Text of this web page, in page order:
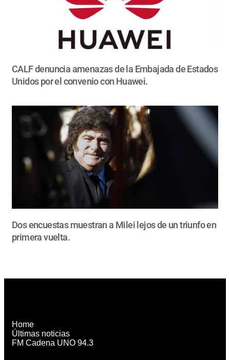
CALF denuncia amenazas de la Embajada de Estados
Unidos por el convenio con Huawei.
Dos encuestas muestran a Milei lejos de un triunfo en
primera vuelta.
Home
Últimas noticias
FM Cadena UNO 94.3